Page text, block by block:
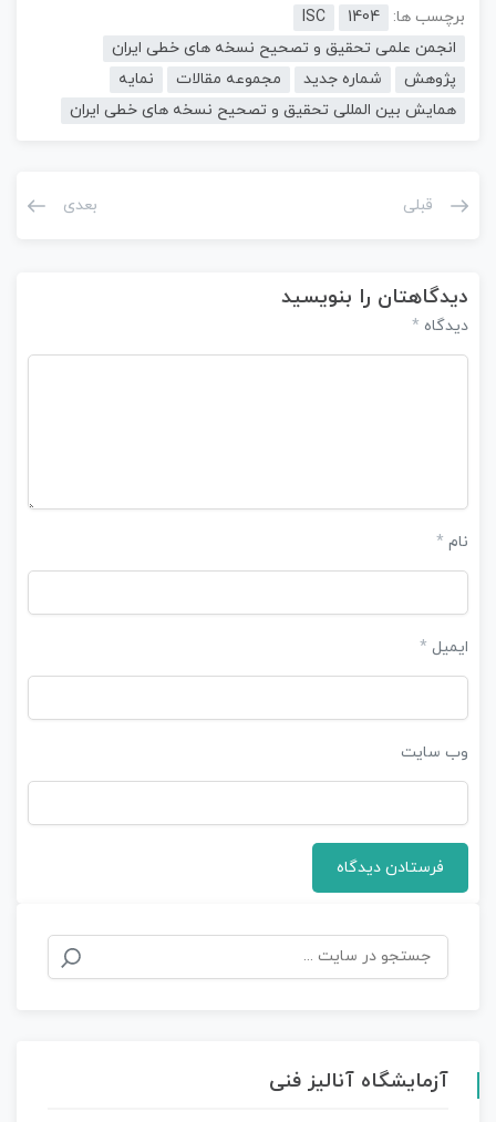
برچسب ها: 1404
ISC
انجمن علمی تحقیق و تصحیح نسخه های خطی ایران
پژوهش
شماره جدید مجموعه مقالات
نمایه
همایش بین المللی تحقیق و تصحیح نسخه های خطی ایران
قبلی بعدی
دیدگاهتان را بنویسید
دیدگاه *
نام *
ایمیل *
وب‌ سایت
آزمایشگاه آنالیز فنی